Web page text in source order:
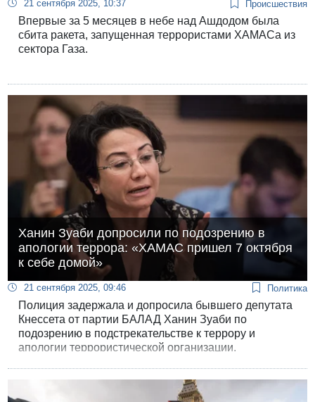
21 сентября 2025, 10:37 Происшествия
Впервые за 5 месяцев в небе над Ашдодом была
сбита ракета, запущенная террористами ХАМАСа из
сектора Газа.
Ханин Зуаби допросили по подозрению в
апологии террора: «ХАМАС пришел 7 октября
к себе домой»
21 сентября 2025, 09:46 Политика
Полиция задержала и допросила бывшего депутата
Кнессета от партии БАЛАД Ханин Зуаби по
подозрению в подстрекательстве к террору и
апологии террористической организации.